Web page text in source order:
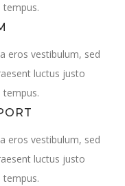
eros vestibulum, sed
luctus justo
eros vestibulum, sed
luctus justo